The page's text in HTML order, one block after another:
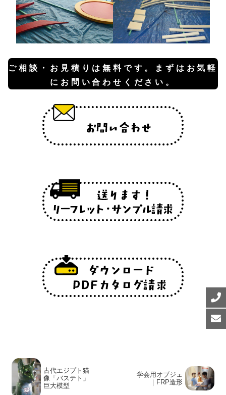
ご相談・お見積りは無料です。
まずはお気軽
にお問い合わせください。
学会用オブジェ
｜FRP造形
古代エジプト猫
像「バステト」
巨大模型